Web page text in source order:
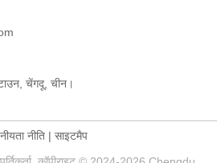
चेंगदू, चीन।
नीति | साइटमैप